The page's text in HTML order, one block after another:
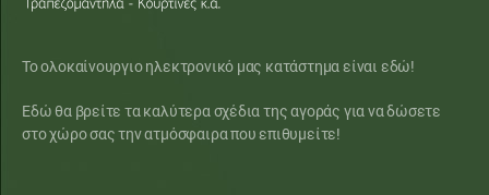
Το ολοκαίνουργιο ηλεκτρονικό μας κατάστημα είναι εδώ!
Εδώ θα βρείτε τα καλύτερα σχέδια της αγοράς για να δώσετε
στο χώρο σας την ατμόσφαιρα που επιθυμείτε!